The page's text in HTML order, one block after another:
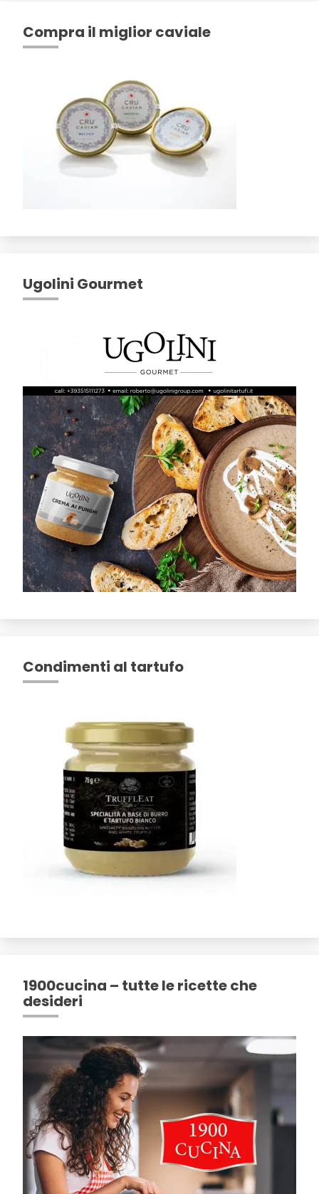
Compra il miglior caviale
Ugolini Gourmet
Condimenti al tartufo
1900cucina – tutte le ricette che
desideri